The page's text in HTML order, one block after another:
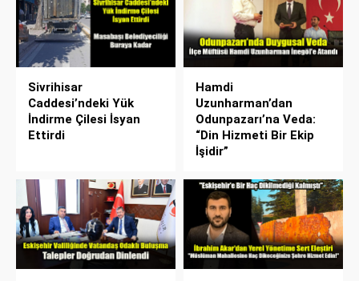
Sivrihisar
Caddesi’ndeki Yük
İndirme Çilesi İsyan
Ettirdi
Hamdi
Uzunharman’dan
Odunpazarı’na Veda:
“Din Hizmeti Bir Ekip
İşidir”